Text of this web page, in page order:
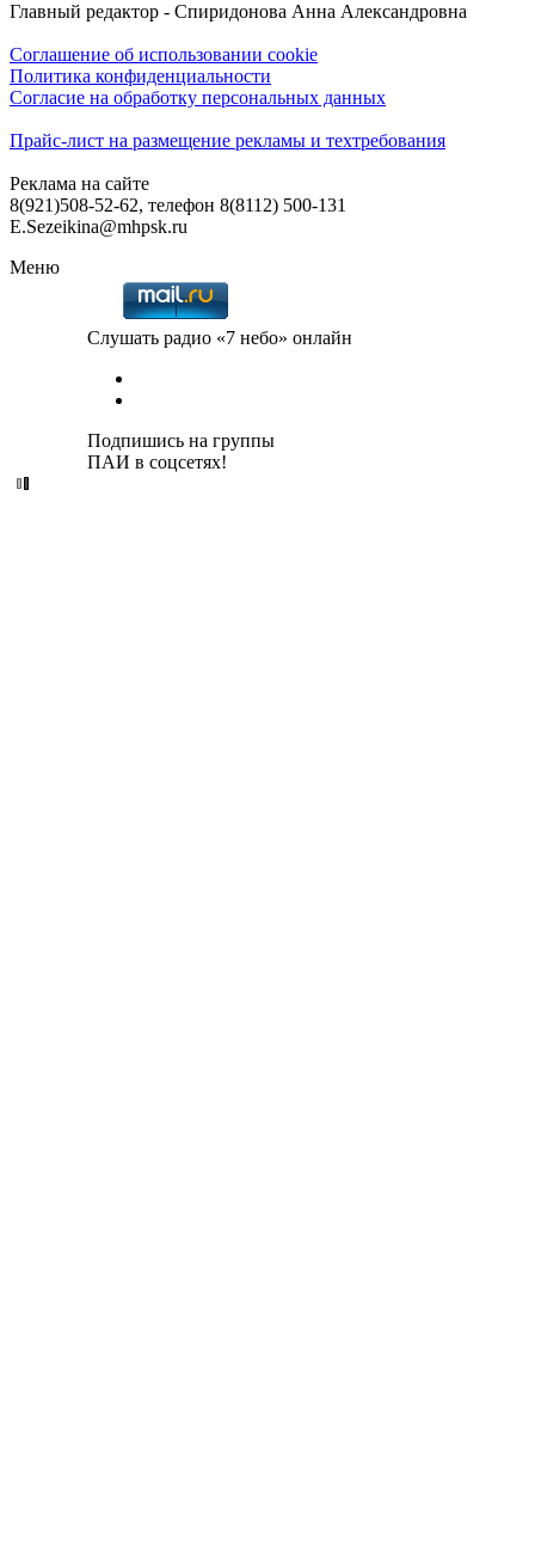
Главный редактор - Спиридонова Анна Александровна
Соглашение об использовании cookie
Политика конфиденциальности
Согласие на обработку персональных данных
Прайс-лист на размещение рекламы и техтребования
Реклама на сайте
8(921)508-52-62, телефон 8(8112) 500-131
E.Sezeikina@mhpsk.ru
Меню
Слушать радио «7 небо» онлайн
Подпишись на группы
ПАИ в соцсетях!